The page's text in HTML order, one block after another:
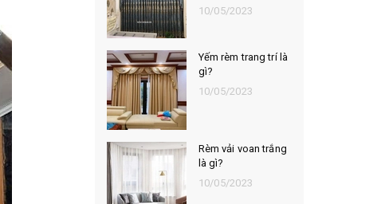
10/05/2023
Yếm rèm trang trí là
gì?
10/05/2023
Rèm vải voan trắng
là gì?
10/05/2023